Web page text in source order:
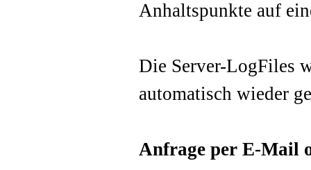
Anhaltspunkte auf
Die Server-LogFiles
automatisch wieder
Anfrage per E-Mail